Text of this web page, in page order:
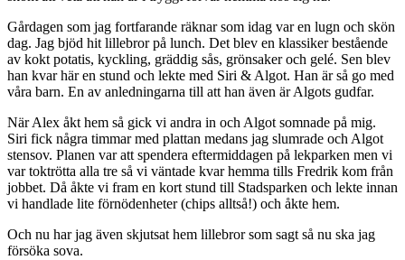
Gårdagen som jag fortfarande räknar som idag var en lugn och skön
dag. Jag bjöd hit lillebror på lunch. Det blev en klassiker bestående
av kokt potatis, kyckling, gräddig sås, grönsaker och gelé. Sen blev
han kvar här en stund och lekte med Siri & Algot. Han är så go med
våra barn. En av anledningarna till att han även är Algots gudfar.
När Alex åkt hem så gick vi andra in och Algot somnade på mig.
Siri fick några timmar med plattan medans jag slumrade och Algot
stensov. Planen var att spendera eftermiddagen på lekparken men vi
var toktrötta alla tre så vi väntade kvar hemma tills Fredrik kom från
jobbet. Då åkte vi fram en kort stund till Stadsparken och lekte innan
vi handlade lite förnödenheter (chips alltså!) och åkte hem.
Och nu har jag även skjutsat hem lillebror som sagt så nu ska jag
försöka sova.